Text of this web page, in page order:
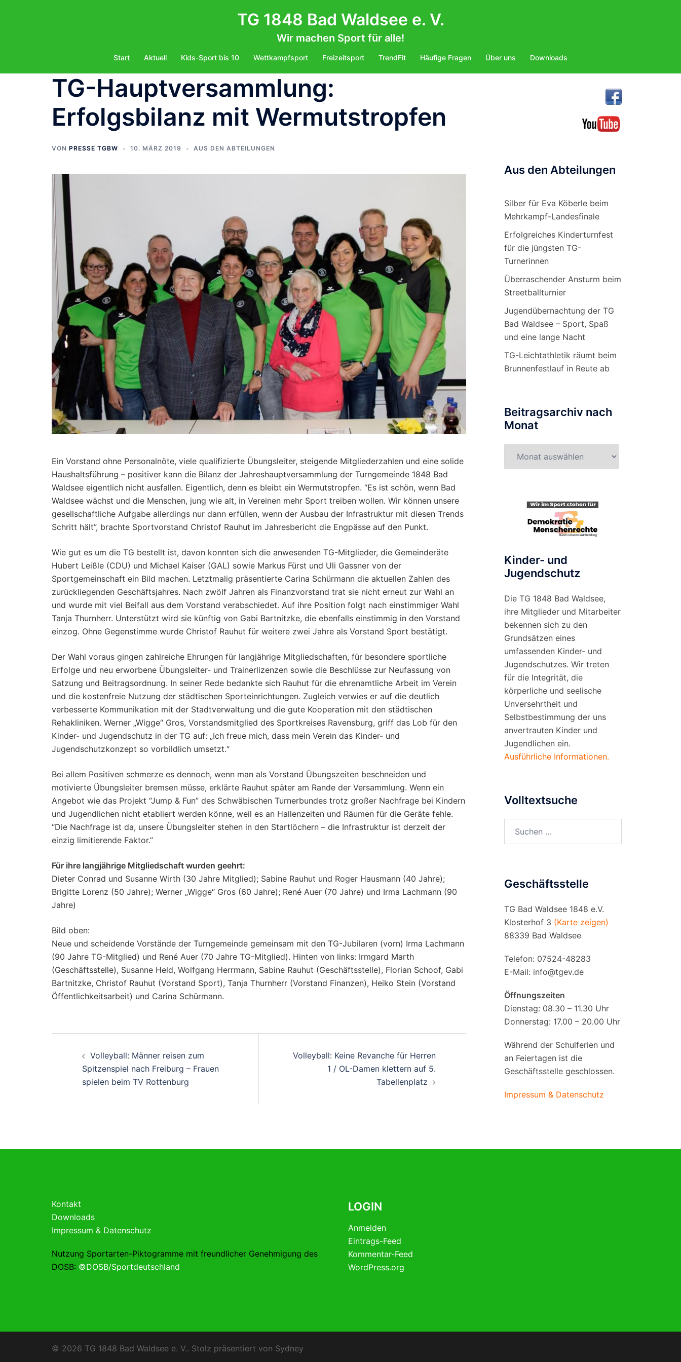
TG 1848 Bad Waldsee e. V.
Wir machen Sport für alle!
Start Aktuell Kids-Sport bis 10 Wettkampfsport Freizeitsport TrendFit Häufige Fragen Über uns Downloads
TG-Hauptversammlung:
Erfolgsbilanz mit Wermutstropfen
VON PRESSE TGBW 10. MÄRZ 2019 AUS DEN ABTEILUNGEN
Ein Vorstand ohne Personalnöte, viele qualifizierte Übungsleiter, steigende Mitgliederzahlen und eine solide
Haushaltsführung – positiver kann die Bilanz der Jahreshauptversammlung der Turngemeinde 1848 Bad
Waldsee eigentlich nicht ausfallen. Eigentlich, denn es bleibt ein Wermutstropfen. “Es ist schön, wenn Bad
Waldsee wächst und die Menschen, jung wie alt, in Vereinen mehr Sport treiben wollen. Wir können unsere
gesellschaftliche Aufgabe allerdings nur dann erfüllen, wenn der Ausbau der Infrastruktur mit diesen Trends
Schritt hält”, brachte Sportvorstand Christof Rauhut im Jahresbericht die Engpässe auf den Punkt.
Wie gut es um die TG bestellt ist, davon konnten sich die anwesenden TG-Mitglieder, die Gemeinderäte
Hubert Leißle (CDU) und Michael Kaiser (GAL) sowie Markus Fürst und Uli Gassner von der
Sportgemeinschaft ein Bild machen. Letztmalig präsentierte Carina Schürmann die aktuellen Zahlen des
zurückliegenden Geschäftsjahres. Nach zwölf Jahren als Finanzvorstand trat sie nicht erneut zur Wahl an
und wurde mit viel Beifall aus dem Vorstand verabschiedet. Auf ihre Position folgt nach einstimmiger Wahl
Tanja Thurnherr. Unterstützt wird sie künftig von Gabi Bartnitzke, die ebenfalls einstimmig in den Vorstand
einzog. Ohne Gegenstimme wurde Christof Rauhut für weitere zwei Jahre als Vorstand Sport bestätigt.
Der Wahl voraus gingen zahlreiche Ehrungen für langjährige Mitgliedschaften, für besondere sportliche
Erfolge und neu erworbene Übungsleiter- und Trainerlizenzen sowie die Beschlüsse zur Neufassung von
Satzung und Beitragsordnung. In seiner Rede bedankte sich Rauhut für die ehrenamtliche Arbeit im Verein
und die kostenfreie Nutzung der städtischen Sporteinrichtungen. Zugleich verwies er auf die deutlich
verbesserte Kommunikation mit der Stadtverwaltung und die gute Kooperation mit den städtischen
Rehakliniken. Werner „Wigge“ Gros, Vorstandsmitglied des Sportkreises Ravensburg, griff das Lob für den
Kinder- und Jugendschutz in der TG auf: „Ich freue mich, dass mein Verein das Kinder- und
Jugendschutzkonzept so vorbildlich umsetzt.“
Bei allem Positiven schmerze es dennoch, wenn man als Vorstand Übungszeiten beschneiden und
motivierte Übungsleiter bremsen müsse, erklärte Rauhut später am Rande der Versammlung. Wenn ein
Angebot wie das Projekt “Jump & Fun” des Schwäbischen Turnerbundes trotz großer Nachfrage bei Kindern
und Jugendlichen nicht etabliert werden könne, weil es an Hallenzeiten und Räumen für die Geräte fehle.
“Die Nachfrage ist da, unsere Übungsleiter stehen in den Startlöchern – die Infrastruktur ist derzeit der
einzig limitierende Faktor.”
Für ihre langjährige Mitgliedschaft wurden geehrt:
Dieter Conrad und Susanne Wirth (30 Jahre Mitglied); Sabine Rauhut und Roger Hausmann (40 Jahre);
Brigitte Lorenz (50 Jahre); Werner „Wigge“ Gros (60 Jahre); René Auer (70 Jahre) und Irma Lachmann (90
Jahre)
Bild oben:
Neue und scheidende Vorstände der Turngemeinde gemeinsam mit den TG-Jubilaren (vorn) Irma Lachmann
(90 Jahre TG-Mitglied) und René Auer (70 Jahre TG-Mitglied). Hinten von links: Irmgard Marth
(Geschäftsstelle), Susanne Held, Wolfgang Herrmann, Sabine Rauhut (Geschäftsstelle), Florian Schoof, Gabi
Bartnitzke, Christof Rauhut (Vorstand Sport), Tanja Thurnherr (Vorstand Finanzen), Heiko Stein (Vorstand
Öffentlichkeitsarbeit) und Carina Schürmann.
Volleyball: Männer reisen zum
Spitzenspiel nach Freiburg – Frauen
spielen beim TV Rottenburg
Volleyball: Keine Revanche für Herren
1 / OL-Damen klettern auf 5.
Tabellenplatz
Aus den Abteilungen
Silber für Eva Köberle beim
Mehrkampf-Landesfinale
Erfolgreiches Kinderturnfest
für die jüngsten TG-
Turnerinnen
Überraschender Ansturm beim
Streetballturnier
Jugendübernachtung der TG
Bad Waldsee – Sport, Spaß
und eine lange Nacht
TG-Leichtathletik räumt beim
Brunnenfestlauf in Reute ab
Beitragsarchiv nach
Monat
nach
Kinder- und
Jugendschutz
Die TG 1848 Bad Waldsee,
ihre Mitglieder und Mitarbeiter
bekennen sich zu den
Grundsätzen eines
umfassenden Kinder- und
Jugendschutzes. Wir treten
für die Integrität, die
körperliche und seelische
Unversehrtheit und
Selbstbestimmung der uns
anvertrauten Kinder und
Jugendlichen ein.
Ausführliche Informationen.
Volltextsuche
nach:
Geschäftsstelle
TG Bad Waldsee 1848 e.V.
Klosterhof 3 (Karte zeigen)
88339 Bad Waldsee
Telefon: 07524-48283
E-Mail: info@tgev.de
Öffnungszeiten
Dienstag: 08.30 – 11.30 Uhr
Donnerstag: 17.00 – 20.00 Uhr
Während der Schulferien und
an Feiertagen ist die
Geschäftsstelle geschlossen.
Impressum & Datenschutz
Kontakt
Downloads
Impressum & Datenschutz
Nutzung Sportarten-Piktogramme mit freundlicher Genehmigung des
DOSB: ©DOSB/Sportdeutschland
LOGIN
Anmelden
Eintrags-Feed
Kommentar-Feed
WordPress.org
© 2026 TG 1848 Bad Waldsee e. V.. Stolz präsentiert von Sydney